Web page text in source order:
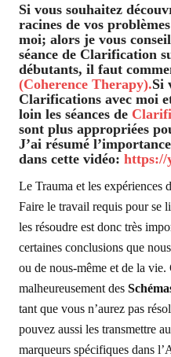
Si vous souhaitez
racines de vos
moi; alors je vous
séance de Clarification
débutants, il faut
(Coherence Therapy).Si
Clarifications avec moi
loin les séances de
sont plus appropriées
J’ai résumé
dans cette vidéo: https://
Le Trauma et les expériences
Faire le travail requis pour se
les résoudre est donc très
certaines conclusions que
ou de nous-même et de la vie.
malheureusement des
tant que vous n’aurez pas
pouvez aussi les transmettre
marqueurs spécifiques dans